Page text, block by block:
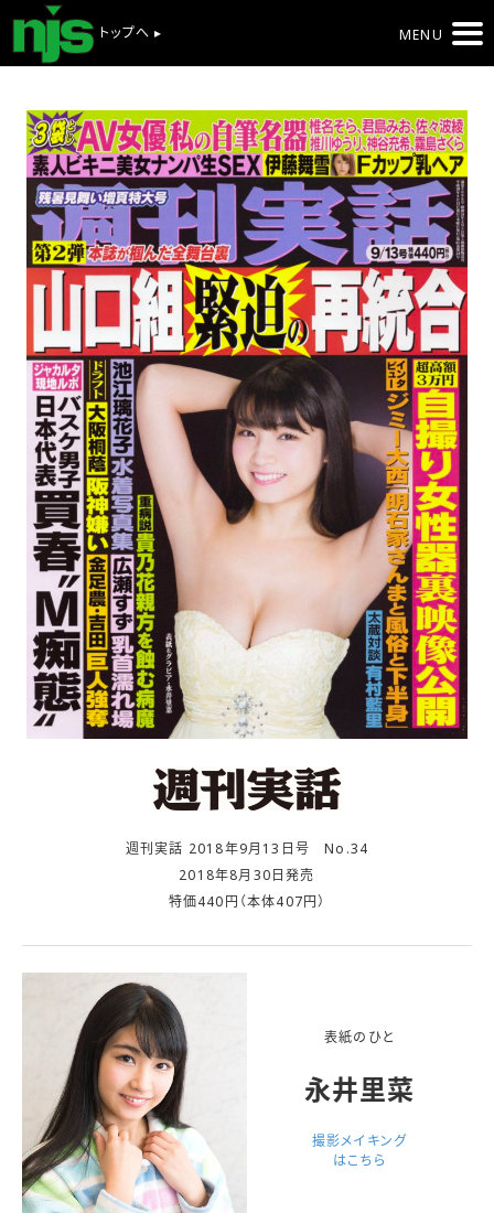
トップへ ▸ MENU
週刊実話 2018年9月13日号 No.34
2018年8月30日発売
特価440円（本体407円）
表紙のひと
永井里菜
撮影メイキング
はこちら